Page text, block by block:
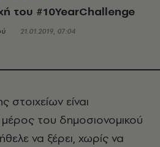
του #10YearChallenge
21.01.2019, 07:04
είναι
του δημοσιονομικού
να ξέρει, χωρίς να